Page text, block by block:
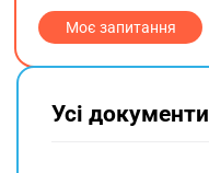
Моє запитання
Усі документи